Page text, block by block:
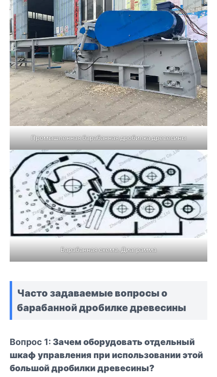
Промышленная барабанная дробилка древесины
Барабанная схема. Диаграмма
Часто задаваемые вопросы о
барабанной дробилке древесины
Вопрос 1: Зачем оборудовать отдельный
шкаф управления при использовании этой
большой дробилки древесины?